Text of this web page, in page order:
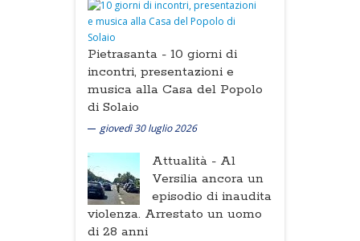
Pietrasanta - 10 giorni di
incontri, presentazioni e
musica alla Casa del Popolo
di Solaio
giovedì 30 luglio 2026
Attualità - Al
Versilia ancora un
episodio di inaudita
violenza. Arrestato un uomo
di 28 anni